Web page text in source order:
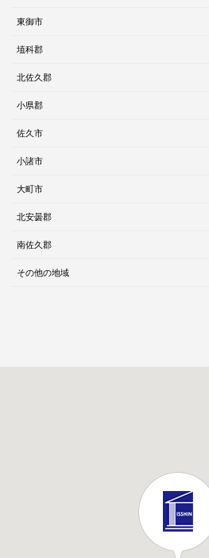
東御市
埴科郡
北佐久郡
小県郡
佐久市
小諸市
大町市
北安曇郡
南佐久郡
その他の地域